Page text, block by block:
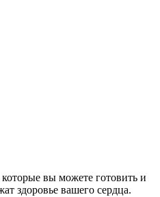
вы можете готовить и
здоровье вашего сердца.